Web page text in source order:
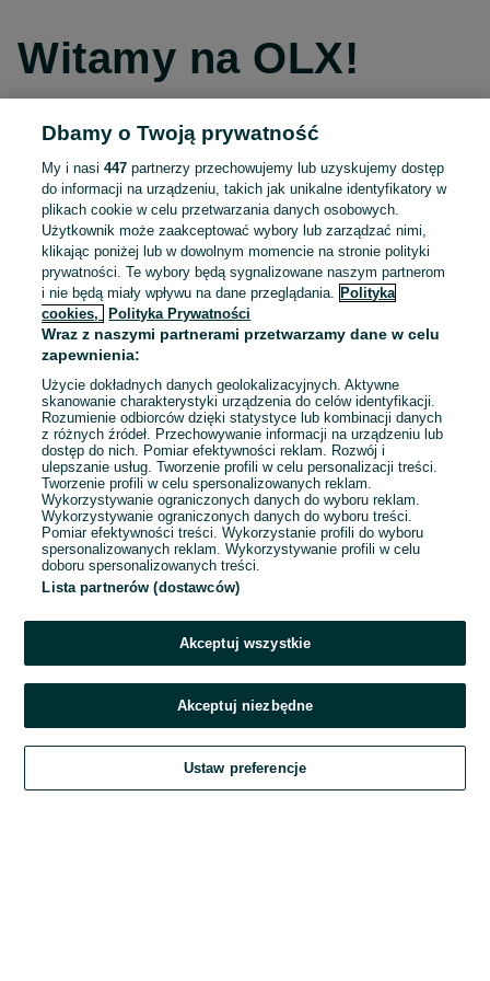
Witamy na OLX!
Kontynuuj przez Facebooka
Kontynuuj przez konto Apple
Kontynuuj przez konto Google
LUB
E-mail
Hasło
Zaloguj się
Kontynuując za pośrednictwem jednego z dostawców wskazanych powyżej,
OLX.pl w jego aktualnym brzmieniu.
Dbamy o Twoją prywatność
My i nasi447 partnerzy przechowujemy lub uzyskujemy dostęp
do informacji na urządzeniu, takich jak unikalne identyfikatory w
plikach cookie w celu przetwarzania danych osobowych.
Użytkownik może zaakceptować wybory lub zarządzać nimi,
klikając poniżej lub w dowolnym momencie na stronie polityki
prywatności. Te wybory będą sygnalizowane naszym partnerom
i nie będą miały wpływu na dane przeglądania.
Polityka
cookies,
Polityka Prywatności
Wraz z naszymi partnerami przetwarzamy dane w celu
zapewnienia:
Użycie dokładnych danych geolokalizacyjnych. Aktywne
skanowanie charakterystyki urządzenia do celów identyfikacji.
Rozumienie odbiorców dzięki statystyce lub kombinacji danych
z różnych źródeł. Przechowywanie informacji na urządzeniu lub
dostęp do nich. Pomiar efektywności reklam. Rozwój i
ulepszanie usług. Tworzenie profili w celu personalizacji treści.
Tworzenie profili w celu spersonalizowanych reklam.
Wykorzystywanie ograniczonych danych do wyboru reklam.
Wykorzystywanie ograniczonych danych do wyboru treści.
Pomiar efektywności treści. Wykorzystanie profili do wyboru
spersonalizowanych reklam. Wykorzystywanie profili w celu
doboru spersonalizowanych treści.
Lista partnerów (dostawców)
Akceptuj wszystkie
Akceptuj niezbędne
Ustaw preferencje